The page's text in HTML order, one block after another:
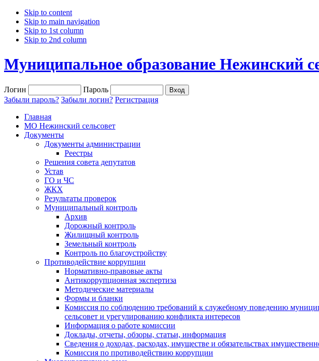
Skip to content
Skip to main navigation
Skip to 1st column
Skip to 2nd column
Муниципальное образование Нежинский
Логин
Пароль
Забыли пароль? Забыли логин? Регистрация
Главная
МО Нежинский сельсовет
Документы
Документы администрации
Реестры
Решения совета депутатов
Устав
ГО и ЧС
ЖКХ
Результаты проверок
Муниципальный контроль
Архив
Дорожный контроль
Жилищный контроль
Земельный контроль
Контроль по благоустройству
Противодействие коррупции
Нормативно-правовые акты
Антикоррупционная экспертиза
Методические материалы
Формы и бланки
Комиссия по соблюдению требований к служебному поведению
сельсовет и урегулированию конфликта интересов
Информация о работе комиссии
Доклады, отчеты, обзоры, статьи, информация
Сведения о доходах, расходах, имуществе и обязательствах
Комиссия по противодействию коррупции